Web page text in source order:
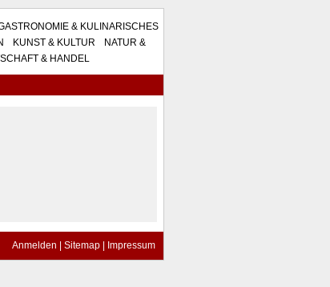
& KULINARISCHES
KUNST & KULTUR
NATUR &
& HANDEL
Anmelden Sitemap Impressum